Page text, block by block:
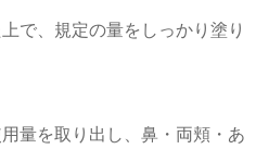
で、規定の量をしっかり塗り
量を取り出し、鼻・両頬・あ